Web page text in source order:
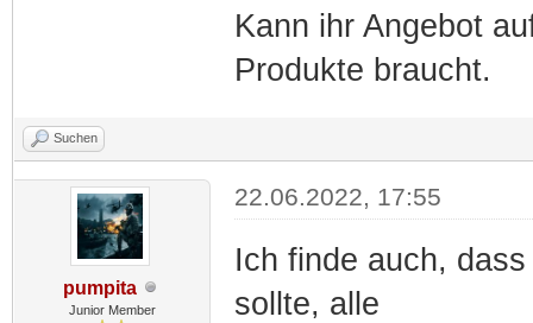
Kann ihr Angebot
Produkte braucht.
Suchen
pumpita
Junior Member
22.06.2022, 17:55
Ich finde auch,
sollte, alle